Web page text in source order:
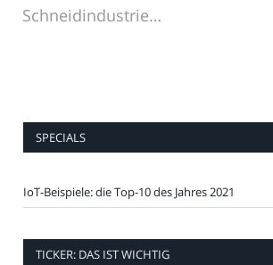
Schneidindustrie…
SPECIALS
IoT-Beispiele: die Top-10 des Jahres 2021
TICKER: DAS IST WICHTIG